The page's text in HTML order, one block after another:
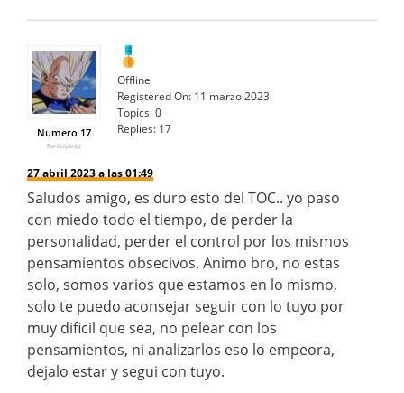
Numero 17
Participante
Offline
Registered On: 11 marzo 2023
Topics:0
Replies: 17
27 abril 2023 a las 01:49
Saludos amigo, es duro esto del TOC.. yo paso
con miedo todo el tiempo, de perder la
personalidad, perder el control por los mismos
pensamientos obsecivos. Animo bro, no estas
solo, somos varios que estamos en lo mismo,
solo te puedo aconsejar seguir con lo tuyo por
muy dificil que sea, no pelear con los
pensamientos, ni analizarlos eso lo empeora,
dejalo estar y segui con tuyo.